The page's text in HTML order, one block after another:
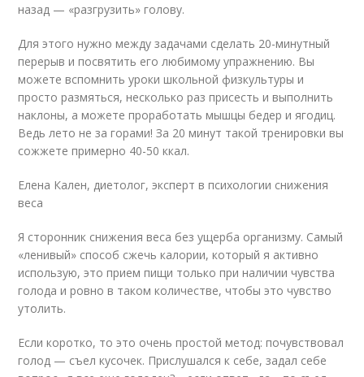
назад — «разгрузить» голову.
Для этого нужно между задачами сделать 20-минутный
перерыв и посвятить его любимому упражнению. Вы
можете вспомнить уроки школьной физкультуры и
просто размяться, несколько раз присесть и выполнить
наклоны, а можете проработать мышцы бедер и ягодиц.
Ведь лето не за горами! За 20 минут такой тренировки вы
сожжете примерно 40-50 ккал.
Елена Кален, диетолог, эксперт в психологии снижения
веса
Я сторонник снижения веса без ущерба организму. Самый
«ленивый» способ сжечь калории, который я активно
использую, это прием пищи только при наличии чувства
голода и ровно в таком количестве, чтобы это чувство
утолить.
Если коротко, то это очень простой метод: почувствовал
голод — съел кусочек. Прислушался к себе, задал себе